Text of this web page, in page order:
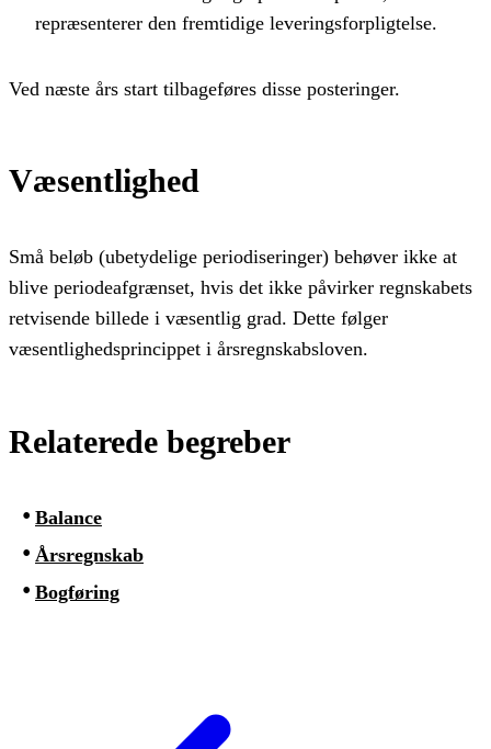
repræsenterer den fremtidige leveringsforpligtelse.
Ved næste års start tilbageføres disse posteringer.
Væsentlighed
Små beløb (ubetydelige periodiseringer) behøver ikke at
blive periodeafgrænset, hvis det ikke påvirker regnskabets
retvisende billede i væsentlig grad. Dette følger
væsentlighedsprincippet i årsregnskabsloven.
Relaterede begreber
Balance
Årsregnskab
Bogføring